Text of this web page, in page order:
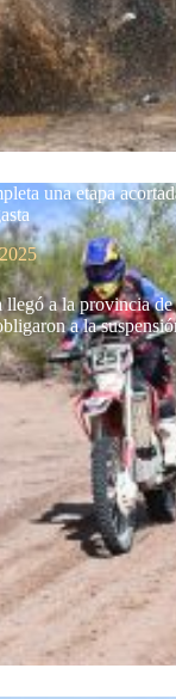
una etapa
a la provincia de
a la